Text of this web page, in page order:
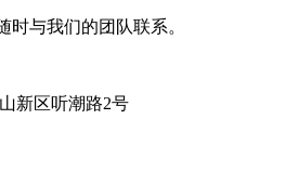
与我们的团队联系。
新区听潮路2号